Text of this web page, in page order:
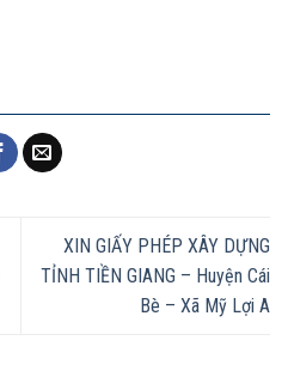
XIN GIẤY PHÉP XÂY DỰNG
TỈNH TIỀN GIANG – Huyện Cái
Bè – Xã Mỹ Lợi A